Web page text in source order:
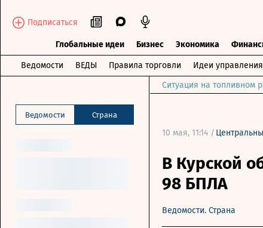
Подписаться
Глобальные идеи Бизнес Экономика
Ведомости ВЕДЫ Правила торговли Идеи управления
Ведомости Страна
Ситуация на топливном
10 мая, 11:14 /
В Курской
98 БПЛА
Ведомости. Страна